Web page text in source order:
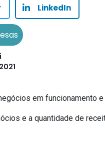
LinkedIn
em funcionamento
e a quantidade de